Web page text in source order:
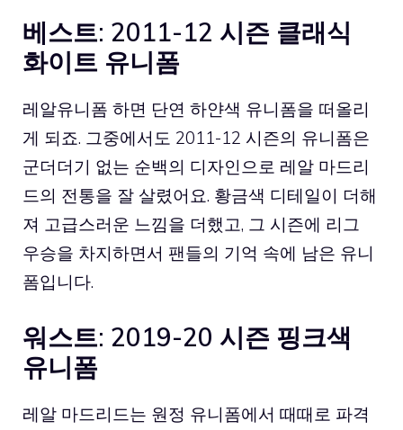
베스트: 2011-12 시즌 클래식
화이트 유니폼
레알유니폼 하면 단연 하얀색 유니폼을 떠올리
게 되죠. 그중에서도 2011-12 시즌의 유니폼은
군더더기 없는 순백의 디자인으로 레알 마드리
드의 전통을 잘 살렸어요. 황금색 디테일이 더해
져 고급스러운 느낌을 더했고, 그 시즌에 리그
우승을 차지하면서 팬들의 기억 속에 남은 유니
폼입니다.
워스트: 2019-20 시즌 핑크색
유니폼
레알 마드리드는 원정 유니폼에서 때때로 파격